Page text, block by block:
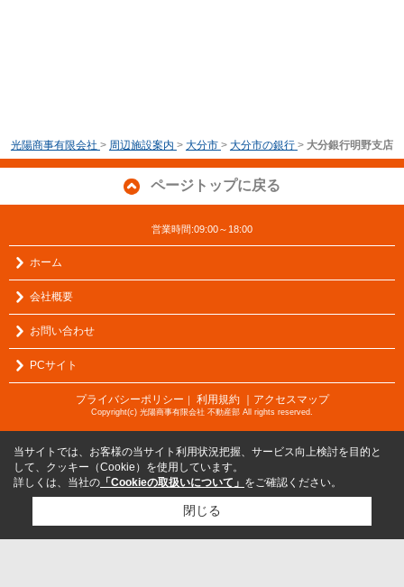
光陽商事有限会社 > 周辺施設案内 > 大分市 > 大分市の銀行 > 大分銀行明野支店
ページトップに戻る
営業時間:09:00～18:00
ホーム
会社概要
お問い合わせ
PCサイト
プライバシーポリシー ｜ 利用規約 ｜アクセスマップ
Copyright(c) 光陽商事有限会社 不動産部 All rights reserved.
当サイトでは、お客様の当サイト利用状況把握、サービス向上検討を目的と
して、クッキー（Cookie）を使用しています。
詳しくは、当社の 「Cookieの取扱いについて」 をご確認ください。
閉じる